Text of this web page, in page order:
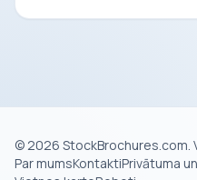
© 2026 StockBrochures.com.
Par mumsKontaktiPrivātuma